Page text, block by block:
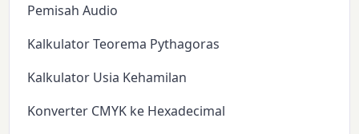
Pemisah Audio
Kalkulator Teorema Pythagoras
Kalkulator Usia Kehamilan
Konverter CMYK ke Hexadecimal